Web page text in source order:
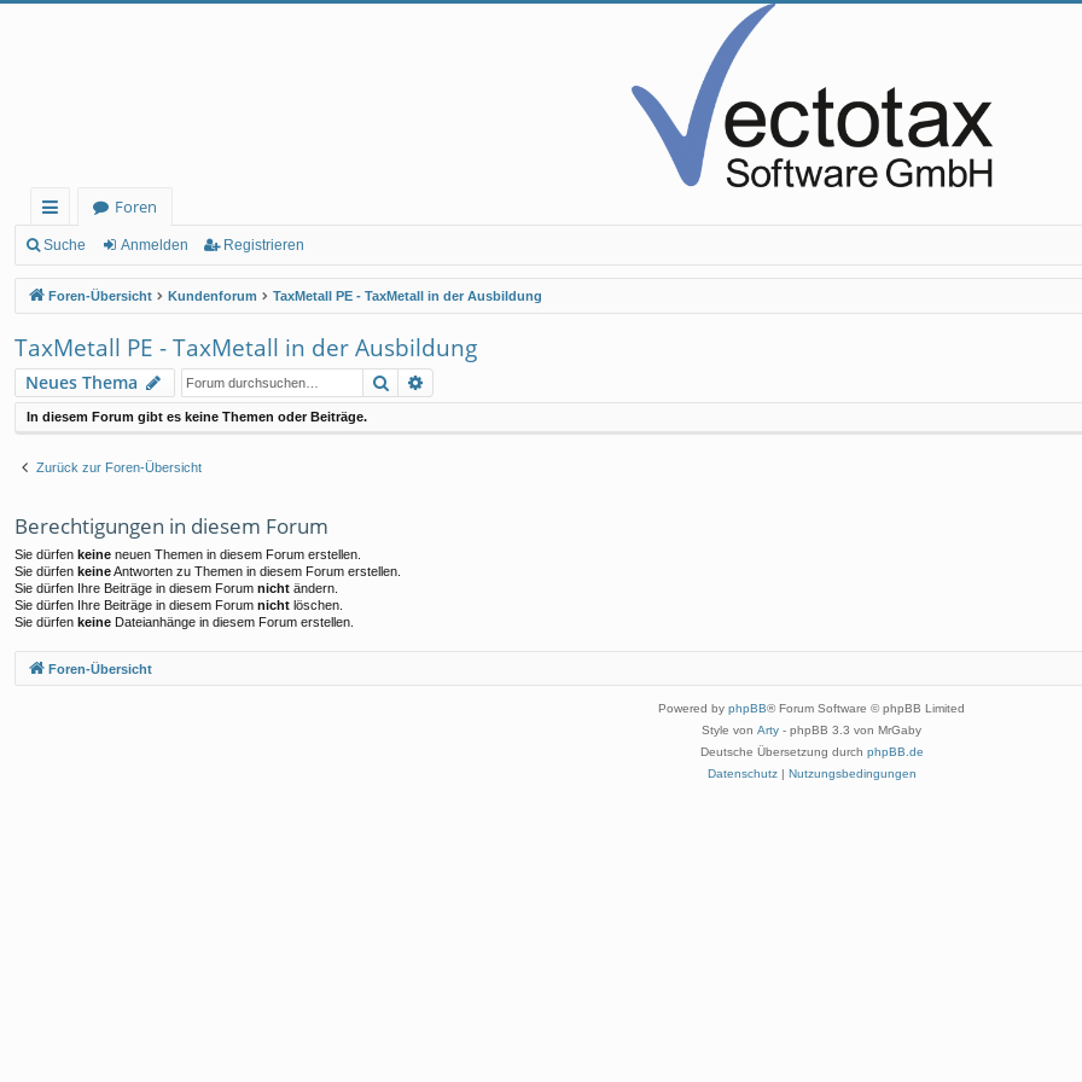
ch
ne
llz
ug
rif
f
Foren
Suche Anmelden Registrieren
Foren-Übersicht Kundenforum TaxMetall PE - TaxMetall in der Ausbildung
TaxMetall PE - TaxMetall in der Ausbildung
Neues Thema Suche
In diesem Forum gibt es keine Themen oder Beiträge.
Zurück zur Foren-Übersicht
Berechtigungen in diesem Forum
Sie dürfen keine neuen Themen in diesem Forum erstellen.
Sie dürfen keineAntworten zu Themen in diesem Forum erstellen.
Sie dürfen Ihre Beiträge in diesem Forum nicht ändern.
Sie dürfen Ihre Beiträge in diesem Forum nicht löschen.
Sie dürfen keine Dateianhänge in diesem Forum erstellen.
Foren-Übersicht
Powered by phpBB® Forum Software © phpBB Limited
Style von Arty - phpBB 3.3 von MrGaby
Deutsche Übersetzung durch phpBB.de
Datenschutz| Nutzungsbedingungen